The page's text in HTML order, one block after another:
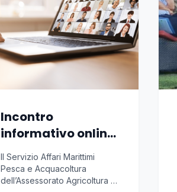
Incontro
informativo online
Avviso RAS
Indennizzi imprese
pesca e
Il Servizio Affari Marittimi
Pesca e Acquacoltura
dell’Assessorato Agricoltura e